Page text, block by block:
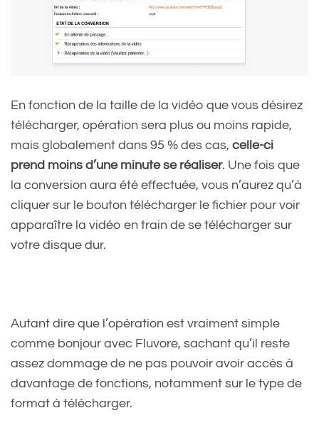
En fonction de la taille de la vidéo que vous désirez
télécharger, opération sera plus ou moins rapide,
mais globalement dans 95 % des cas, celle-ci
prend moins d’une minute se réaliser. Une fois que
la conversion aura été effectuée, vous n’aurez qu’à
cliquer sur le bouton télécharger le fichier pour voir
apparaître la vidéo en train de se télécharger sur
votre disque dur.
Autant dire que l’opération est vraiment simple
comme bonjour avec Fluvore, sachant qu’il reste
assez dommage de ne pas pouvoir avoir accès à
davantage de fonctions, notamment sur le type de
format à télécharger.